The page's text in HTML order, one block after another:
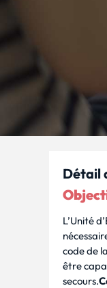
Détail
L’Unité
code de
être
secours.